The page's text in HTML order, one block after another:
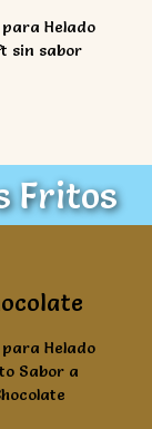
Helado
sin sabor
Fritos
Helado
Sabor a